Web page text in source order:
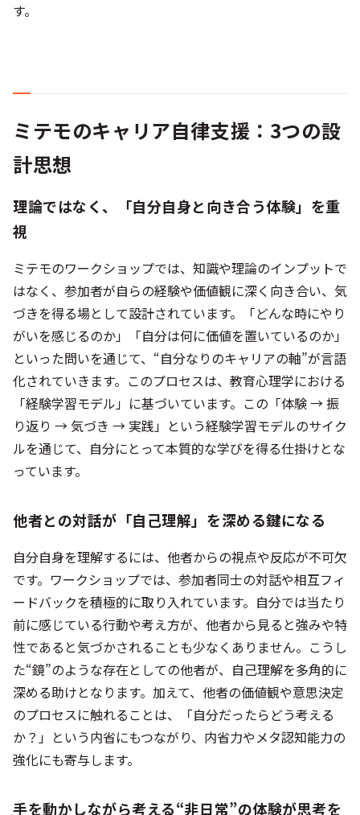
す。
ミテモのキャリア自律支援：3つの設
計思想
理論ではなく、「自分自身と向き合う体験」を重
視
ミテモのワークショップでは、知識や理論のインプットで
はなく、参加者が自らの経験や価値観に深く向き合い、気
づきを得る場として設計されています。「どんな時にやり
がいを感じるのか」「自分は何に価値を置いているのか」
といった問いを通じて、“自分なりのキャリアの軸”が言語
化されていきます。このプロセスは、教育心理学における
「経験学習モデル」に基づいています。この「体験 → 振
り返り → 気づき → 実践」という経験学習モデルのサイク
ルを通じて、自分にとって本質的な学びを得る仕掛けとな
っています。
他者との対話が「自己理解」を深める鍵になる
自分自身を理解するには、他者からの視点や反応が不可欠
です。ワークショップでは、参加者同士の対話や相互フィ
ードバックを積極的に取り入れています。自分では当たり
前に感じている行動や考え方が、他者から見ると強みや特
性であると気づかされることも少なくありません。こうし
た“鏡”のような存在としての他者が、自己理解を多角的に
深める助けとなります。加えて、他者の価値観や意思決定
のプロセスに触れることは、「自分だったらどう考える
か？」という内省にもつながり、内省力やメタ認知能力の
強化にも寄与します。
手を動かしながら考える“非日常”の体験が思考を